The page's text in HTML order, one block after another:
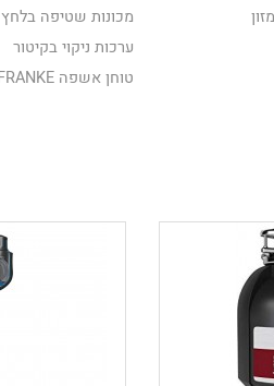
מכונות שטיפה בלחץ
ערכות ניקוי בקיטור
טוחן אשפה FRANKE